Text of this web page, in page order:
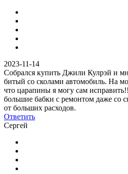
2023-11-14
Собрался купить Джили Кулрэй и
битый со сколами автомобиль. На
что царапины я могу сам
большие бабки с ремонтом даже со
от больших расходов.
Ответить
Сергей